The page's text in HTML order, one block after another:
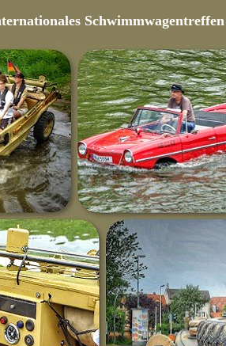
Schwimmwagentreffen